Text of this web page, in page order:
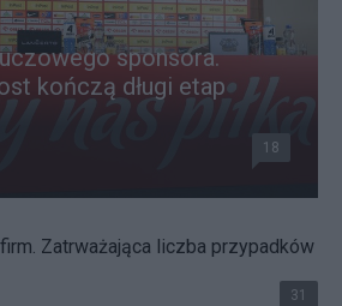
sponsora.
kończą długi etap
18
Zatrważająca liczba przypadków
31